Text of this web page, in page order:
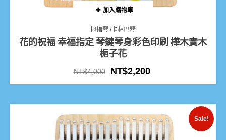
加入購物車
拇指琴 /卡林巴琴
花的祝福 幸福指定 琴鍵琴身彩色印刷 樺木實木
梔子花
NT$4,000 NT$2,200
Sale!